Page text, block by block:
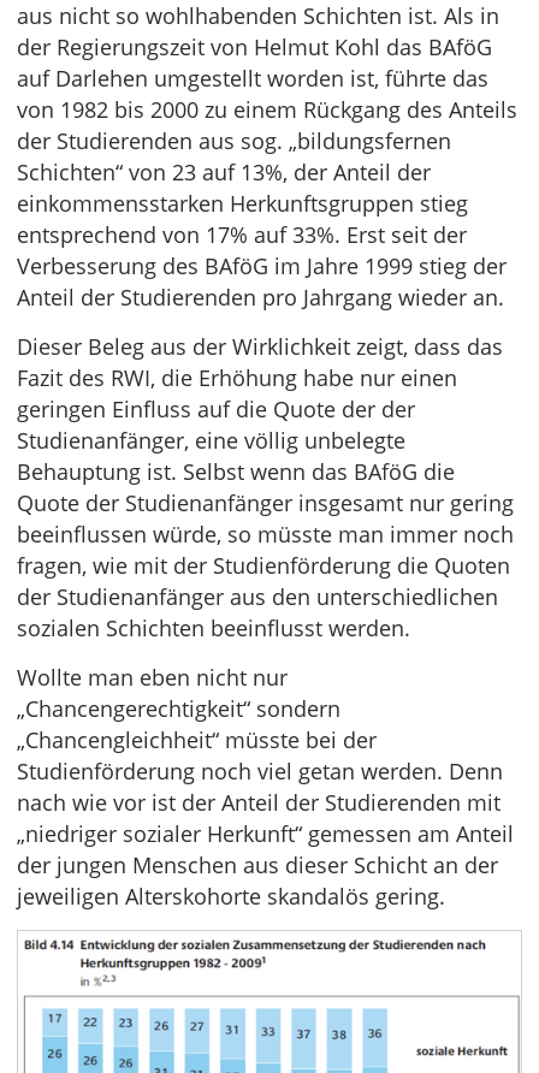
aus nicht so wohlhabenden Schichten ist. Als in
der Regierungszeit von Helmut Kohl das BAföG
auf Darlehen umgestellt worden ist, führte das
von 1982 bis 2000 zu einem Rückgang des Anteils
der Studierenden aus sog. „bildungsfernen
Schichten“ von 23 auf 13%, der Anteil der
einkommensstarken Herkunftsgruppen stieg
entsprechend von 17% auf 33%. Erst seit der
Verbesserung des BAföG im Jahre 1999 stieg der
Anteil der Studierenden pro Jahrgang wieder an.
Dieser Beleg aus der Wirklichkeit zeigt, dass das
Fazit des RWI, die Erhöhung habe nur einen
geringen Einfluss auf die Quote der der
Studienanfänger, eine völlig unbelegte
Behauptung ist. Selbst wenn das BAföG die
Quote der Studienanfänger insgesamt nur gering
beeinflussen würde, so müsste man immer noch
fragen, wie mit der Studienförderung die Quoten
der Studienanfänger aus den unterschiedlichen
sozialen Schichten beeinflusst werden.
Wollte man eben nicht nur
„Chancengerechtigkeit“ sondern
„Chancengleichheit“ müsste bei der
Studienförderung noch viel getan werden. Denn
nach wie vor ist der Anteil der Studierenden mit
„niedriger sozialer Herkunft“ gemessen am Anteil
der jungen Menschen aus dieser Schicht an der
jeweiligen Alterskohorte skandalös gering.